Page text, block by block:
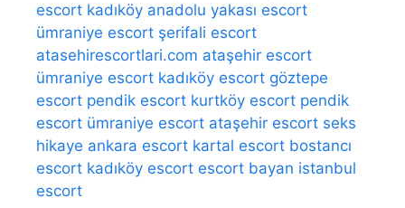
escort kadıköy anadolu yakası escort
ümraniye escort şerifali escort
atasehirescortlari.com ataşehir escort
ümraniye escort kadıköy escort göztepe
escort pendik escort kurtköy escort pendik
escort ümraniye escort ataşehir escort seks
hikaye ankara escort kartal escort bostancı
escort kadıköy escort escort bayan istanbul
escort